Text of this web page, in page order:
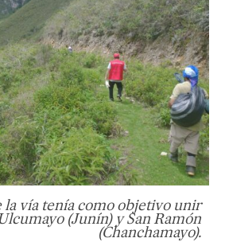
la vía tenía como objetivo unir
(Junín) y San Ramón
(Chanchamayo).